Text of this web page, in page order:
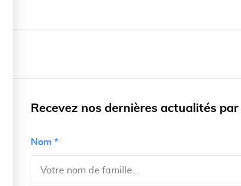
Recevez nos dernières actualités par
Nom *